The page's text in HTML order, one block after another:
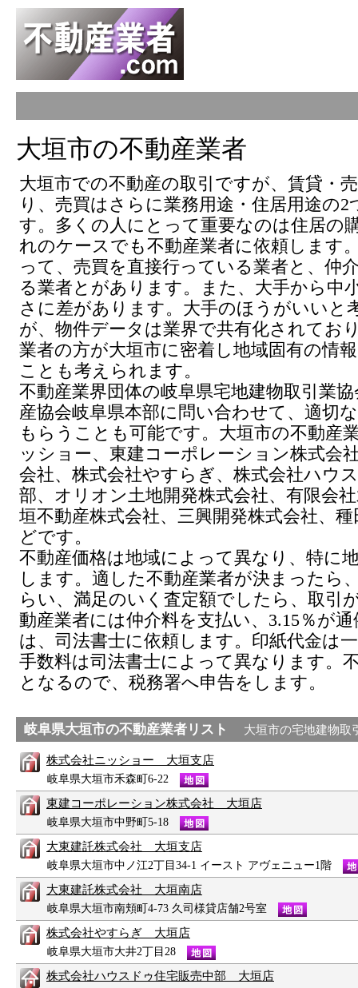
大垣市の不動産業者
大垣市での不動産の取引ですが、賃貸・
り、売買はさらに業務用途・住居用途の
す。多くの人にとって重要なのは住居の
れのケースでも不動産業者に依頼します
って、売買を直接行っている業者と、仲
る業者とがあります。また、大手から中
さに差があります。大手のほうがいいと
が、物件データは業界で共有化されてお
業者の方が大垣市に密着し地域固有の情
ことも考えられます。
不動産業界団体の岐阜県宅地建物取引業
産協会岐阜県本部に問い合わせて、適切
もらうことも可能です。大垣市の不動産
ッショー、東建コーポレーション株式会
会社、株式会社やすらぎ、株式会社ハウ
部、オリオン土地開発株式会社、有限会
垣不動産株式会社、三興開発株式会社、
どです。
不動産価格は地域によって異なり、特に
します。適した不動産業者が決まったら
らい、満足のいく査定額でしたら、取引
動産業者には仲介料を支払い、3.15％が
は、司法書士に依頼します。印紙代金は
手数料は司法書士によって異なります。
となるので、税務署へ申告をします。
岐阜県大垣市の不動産業者リスト 大垣市の宅地建物取
株式会社ニッショー 大垣支店
岐阜県大垣市禾森町6-22
東建コーポレーション株式会社 大垣店
岐阜県大垣市中野町5-18
大東建託株式会社 大垣支店
岐阜県大垣市中ノ江2丁目34-1 イースト アヴェニュー1階
大東建託株式会社 大垣南店
岐阜県大垣市南頬町4-73 久司様貸店舗2号室
株式会社やすらぎ 大垣店
岐阜県大垣市大井2丁目28
株式会社ハウスドゥ住宅販売中部 大垣店